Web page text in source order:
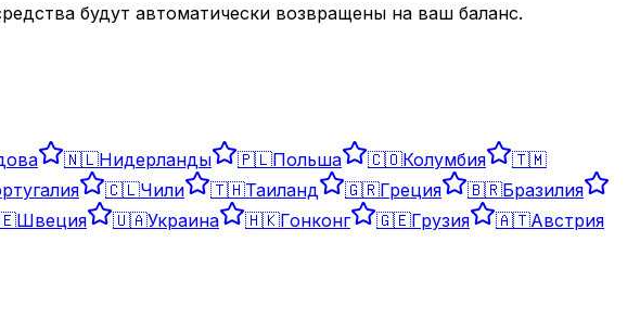
будут автоматически возвращены на ваш баланс.
🇳🇱Нидерланды 🇵🇱Польша 🇨🇴Колумбия
🇹🇲
🇨🇱Чили 🇹🇭Таиланд 🇬🇷Греция 🇧🇷Бразилия
Швеция 🇺🇦Украина 🇭🇰Гонконг 🇬🇪Грузия 🇦🇹Австрия